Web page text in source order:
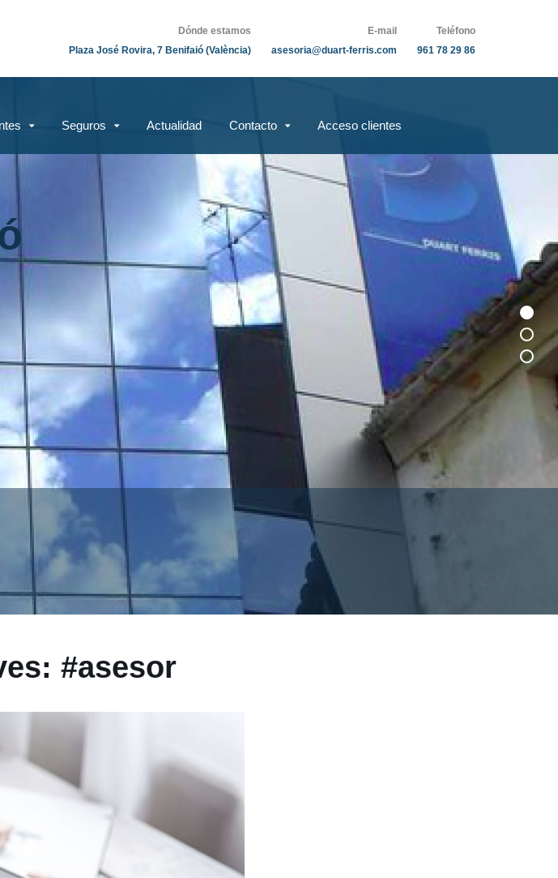
Teléfono
961 78 29 86
E-mail
asesoria@duart-ferris.com
Dónde estamos
Plaza José Rovira, 7 Benifaió (València)
Seguros Actualidad Contacto Acceso clientes
#asesor